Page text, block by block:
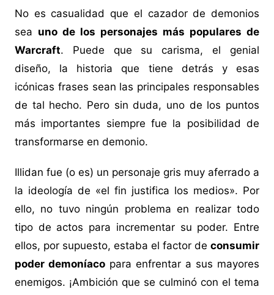
No es casualidad que el cazador de demonios
sea uno de los personajes más populares de
Warcraft. Puede que su carisma, el genial
diseño, la historia que tiene detrás y esas
icónicas frases sean las principales responsables
de tal hecho. Pero sin duda, uno de los puntos
más importantes siempre fue la posibilidad de
transformarse en demonio.
Illidan fue (o es) un personaje gris muy aferrado a
la ideología de «el fin justifica los medios». Por
ello, no tuvo ningún problema en realizar todo
tipo de actos para incrementar su poder. Entre
ellos, por supuesto, estaba el factor deconsumir
poder demoníacopara enfrentar a sus mayores
enemigos. ¡Ambición que se culminó con el tema